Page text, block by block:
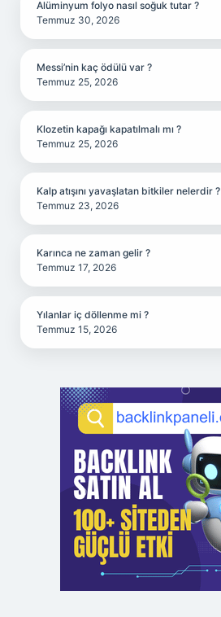
Alüminyum folyo nasıl soğuk tutar ?
Temmuz 30, 2026
Messi’nin kaç ödülü var ?
Temmuz 25, 2026
Klozetin kapağı kapatılmalı mı ?
Temmuz 25, 2026
Kalp atışını yavaşlatan bitkiler nelerdir ?
Temmuz 23, 2026
Karınca ne zaman gelir ?
Temmuz 17, 2026
Yılanlar iç döllenme mi ?
Temmuz 15, 2026